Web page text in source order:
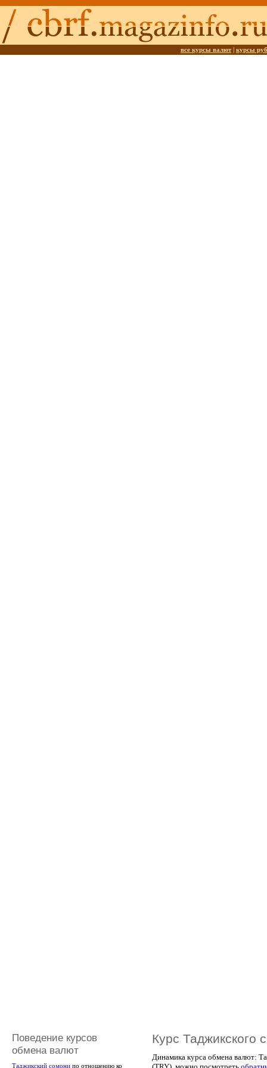
все курсы валют| курсы
Поведение курсов
обмена валют
Таджикский сомони по отношению ко
Курс Таджикского
Динамика курса обмена валют: